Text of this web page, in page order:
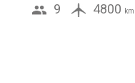
9 4800 km